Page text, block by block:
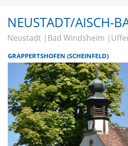
NEUSTADT/AISCH-
Neustadt Bad Windsheim
GRAPPERTSHOFEN (SCHEINFELD)